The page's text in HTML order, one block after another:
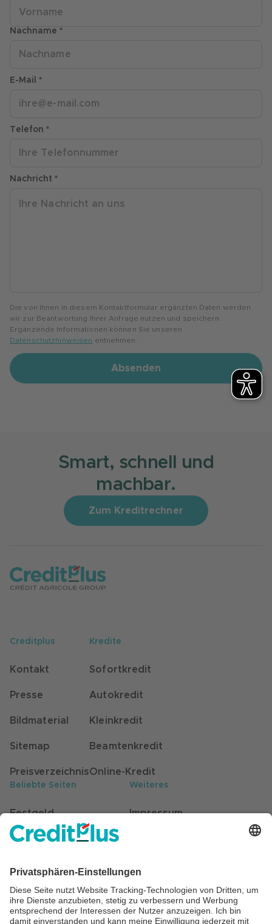
Nachname *
E-Mail *
Telefon *
Nachricht *
Die von Ihnen in diesem Kontaktformular ergänzten Daten werden
wir zur Beantwortung Ihrer Anfrage nutzen und speichern.
Ergänzende Informationen können Sie unseren
Datenschutzhinweisen entnehmen.
Absenden
Smart, schnell und
machbar.
Zum Kreditrechner
Creditplus
Kontakt
Presse
Bildmaterial
Sitemap
Preisverzeichnis
Kredite
Sofortkredit
Autokredit
Kleinkredit
Beamtenkredit
Online-Kredit
Beliebte Seiten
Festgeld
Kunden werben Kunden
Self-Service für Kunden
Beratung
Weiteres
Impressum
Barrierefreiheit
Cookie Einstellungen